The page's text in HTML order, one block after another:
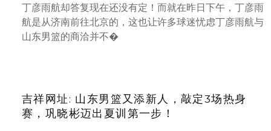
丁彦雨航却答复现在还没有定！而就在昨日下午，丁彦雨
航是从济南前往北京的，这也让许多球迷忧虑丁彦雨航与
山东男篮的商洽并不�
吉祥网址: 山东男篮又添新人，敲定3场热身
赛，巩晓彬迈出夏训第一步！